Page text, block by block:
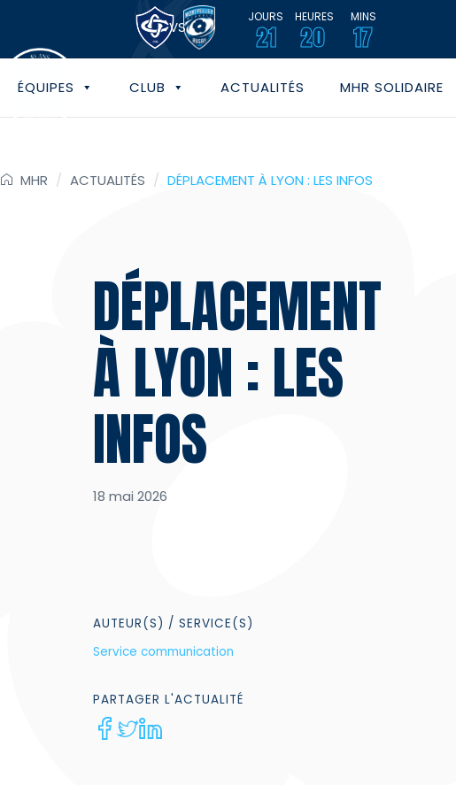
VS
JOURS
21
HEURES
20
MINS
17
ÉQUIPES CLUB ACTUALITÉS MHR SOLIDAIRE
MHR / ACTUALITÉS / DÉPLACEMENT À LYON : LES INFOS
DÉPLACEMENT
À LYON : LES
INFOS
18 mai 2026
AUTEUR(S) / SERVICE(S)
Service communication
PARTAGER L'ACTUALITÉ